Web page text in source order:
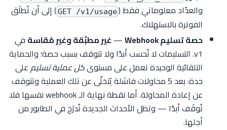
والعدّاد معلوماتي فقط (GET /v1/usage) إلى أن تُطلَق
الفوترة بالاستهلاك.
حصة تسليم Webhook
— غير مطبَّقة وغير مُقاسة في
v1. التسليمات لا تُحسب أبدًا ولا تتوقف بسبب حصة؛ والحماية
التلقائية الوحيدة تعمل على مستوىكل عملية تسليمعلى
حدة: بعد 5 محاولات فاشلة يُتخلّى عن تلك العملية وتتوقف
عن إعادة المحاولة. أما نقطة نهاية الـ webhook نفسها فلا
تُوقَف أبدًا — وتظل الأحداث الجديدة تُدرَج في الطابور من
أجلها.